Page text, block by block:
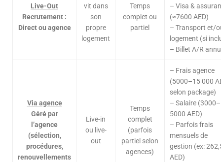
Live-Out
Recrutement :
Direct ou agence
vit dans
son
propre
logement
Temps
complet ou
partiel
– Visa &
(≈7600 AED)
– Transport et/
logement (si
– Billet A/R
Via agence
Géré par
l’agence
(sélection,
procédures,
renouvellements
Live-in
ou live-
out
Temps
complet
(parfois
partiel selon
agences)
– Frais agence
(5000–15 000
selon package)
– Salaire (3000–
5000 AED)
– Parfois frais
mensuels de
gestion (ex:
AED)